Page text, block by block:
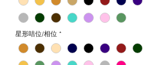
星形咭位/相位 *